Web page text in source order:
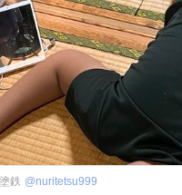
塗鉄 @nuritetsu999